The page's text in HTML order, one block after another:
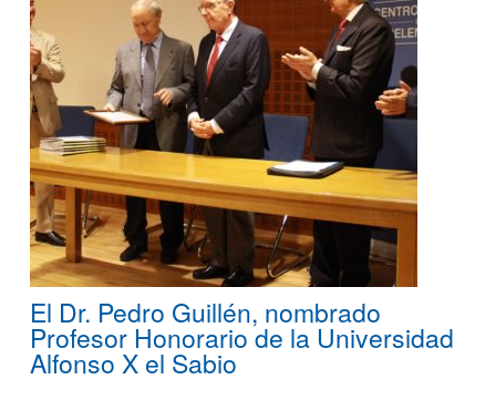
El Dr. Pedro Guillén, nombrado
Profesor Honorario de la Universidad
Alfonso X el Sabio